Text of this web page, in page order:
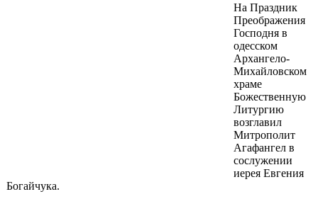
На Праздник
Преображения
Господня в
одесском
Архангело-
Михайловском
храме
Божественную
Литургию
возглавил
Митрополит
Агафангел в
сослужении
иерея Евгения
Богайчука.